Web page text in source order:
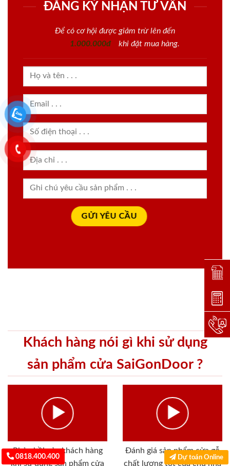
ĐĂNG KÝ NHẬN TƯ VẤN
Để có cơ hội được giảm trừ lên đến
1.000.000đ
khi đặt mua hàng.
Khách hàng nói gì khi sử dụng
sản phẩm cửa SaiGonDoor ?
Phản hồi của khách hàng
khi sử dụng sản phẩm cửa
Đánh giá sản phẩm cửa gỗ
chất lượng tốt của chủ nhà
0818.400.400 Dự toán Online
Đặt
Dự